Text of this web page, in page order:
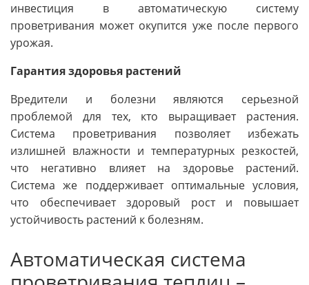
инвестиция в автоматическую систему
проветривания может окупится уже после первого
урожая.
Гарантия здоровья растений
Вредители и болезни являются серьезной
проблемой для тех, кто выращивает растения.
Система проветривания позволяет избежать
излишней влажности и температурных резкостей,
что негативно влияет на здоровье растений.
Система же поддерживает оптимальные условия,
что обеспечивает здоровый рост и повышает
устойчивость растений к болезням.
Автоматическая система